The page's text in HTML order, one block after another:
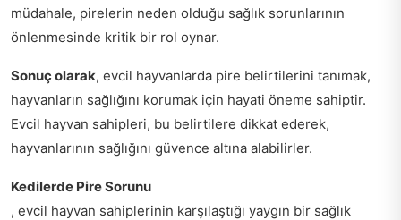
müdahale, pirelerin neden olduğu sağlık sorunlarının
önlenmesinde kritik bir rol oynar.
Sonuç olarak, evcil hayvanlarda pire belirtilerini tanımak,
hayvanların sağlığını korumak için hayati öneme sahiptir.
Evcil hayvan sahipleri, bu belirtilere dikkat ederek,
hayvanlarının sağlığını güvence altına alabilirler.
Kedilerde Pire Sorunu
, evcil hayvan sahiplerinin karşılaştığı yaygın bir sağlık